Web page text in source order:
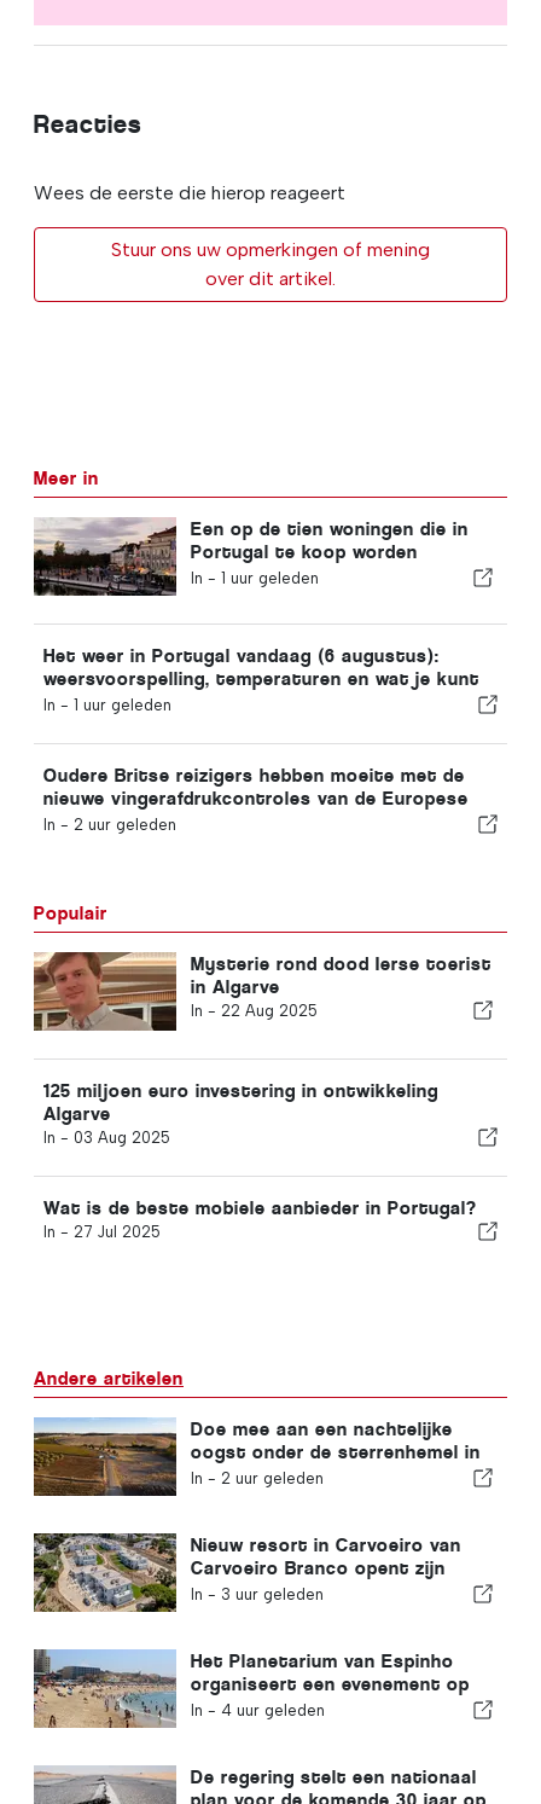
Reacties
Wees de eerste die hierop reageert
Stuur ons uw opmerkingen of mening
over dit artikel.
Meer in
Een op de tien woningen die in
Portugal te koop worden
aangeboden, wordt binnen een
In - 1 uur geleden
Het weer in Portugal vandaag (6 augustus):
weersvoorspelling, temperaturen en wat je kunt
verwachten
In - 1 uur geleden
Oudere Britse reizigers hebben moeite met de
nieuwe vingerafdrukcontroles van de Europese
Unie
In - 2 uur geleden
Populair
Mysterie rond dood Ierse toerist
in Algarve
In - 22 Aug 2025
125 miljoen euro investering in ontwikkeling
Algarve
In - 03 Aug 2025
Wat is de beste mobiele aanbieder in Portugal?
In - 27 Jul 2025
Andere artikelen
Doe mee aan een nachtelijke
oogst onder de sterrenhemel in
de Alentejo
In - 2 uur geleden
Nieuw resort in Carvoeiro van
Carvoeiro Branco opent zijn
deuren
In - 3 uur geleden
Het Planetarium van Espinho
organiseert een evenement op
Praia da Baía tijdens de
In - 4 uur geleden
De regering stelt een nationaal